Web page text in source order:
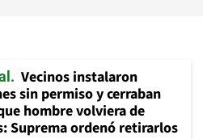
Vecinos instalaron
sin permiso y cerraban
hombre volviera de
Suprema ordenó retirarlos